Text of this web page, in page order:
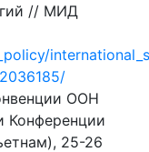
// МИД
ООН
Конференции
25-26